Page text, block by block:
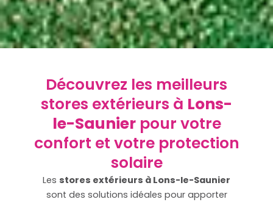
Découvrez les meilleurs
stores extérieurs à Lons-
le-Saunierpour votre
confort et votre protection
solaire
Les stores extérieurs à Lons-le-Saunier
sont des solutions idéales pour apporter